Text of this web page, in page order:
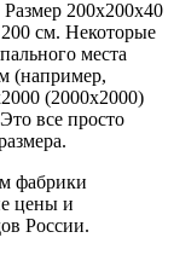
200х200х40
см. Некоторые
места
(например,
(2000х2000)
все просто
фабрики
цены и
России.